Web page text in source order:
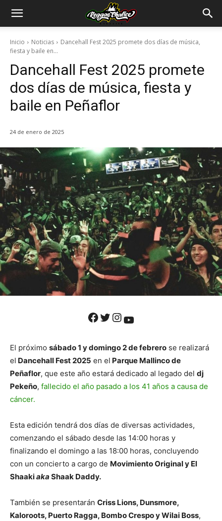
Inicio Noticias
Dancehall Fest 2025 promete dos días de música,
fiesta y baile en...
Dancehall Fest 2025 promete
dos días de música, fiesta y
baile en Peñaflor
24 de enero de 2025
Facebook Twitter Instagram YouTube
El próximo sábado 1 y domingo 2 de febrero se realizará
el Dancehall Fest 2025 en el Parque Mallinco de
Peñaflor, que este año estará dedicado al legado del dj
Pekeño, fallecido el año pasado a los 41 años a causa de
cáncer.
Esta edición tendrá dos días de diversas actividades,
comenzando el sábado desde las 14:00 horas y
finalizando el domingo a las 18:00 horas, concluyendo
con un concierto a cargo de Movimiento Original y El
Shaakiaka Shaak Daddy.
También se presentarán Criss Lions, Dunsmore,
Kaloroots, Puerto Ragga, Bombo Crespo y Wilai Boss,